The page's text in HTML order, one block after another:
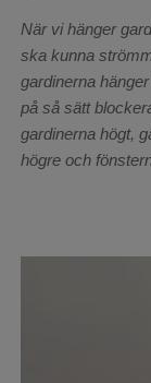
När vi hänger
ska kunna
gardinerna
på så sätt
gardinerna högt,
högre och